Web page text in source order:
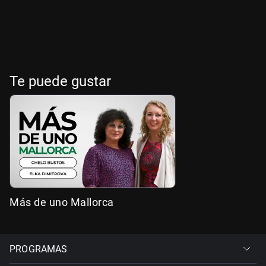
Te puede gustar
Más de uno Mallorca
PROGRAMAS